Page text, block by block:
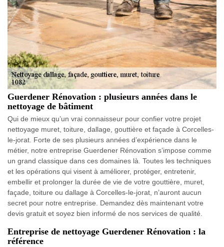
Guerdener Rénovation : plusieurs années dans le
nettoyage de bâtiment
Qui de mieux qu’un vrai connaisseur pour confier votre projet
nettoyage muret, toiture, dallage, gouttière et façade à Corcelles-
le-jorat. Forte de ses plusieurs années d’expérience dans le
métier, notre entreprise Guerdener Rénovation s’impose comme
un grand classique dans ces domaines là. Toutes les techniques
et les opérations qui visent à améliorer, protéger, entretenir,
embellir et prolonger la durée de vie de votre gouttière, muret,
façade, toiture ou dallage à Corcelles-le-jorat, n’auront aucun
secret pour notre entreprise. Demandez dès maintenant votre
devis gratuit et soyez bien informé de nos services de qualité.
Entreprise de nettoyage Guerdener Rénovation : la
référence